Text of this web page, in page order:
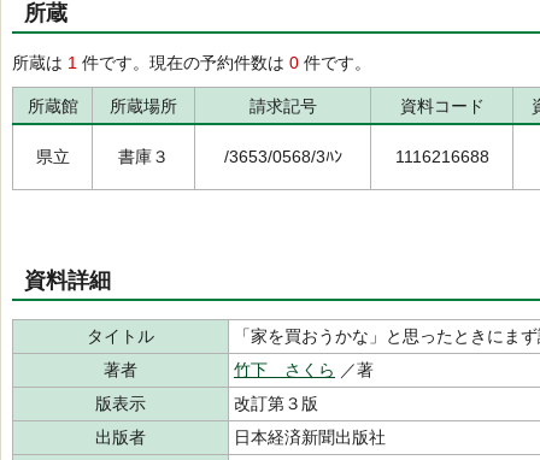
所蔵
所蔵は 1 件です。現在の予約件数は 0 件です。
所蔵館 所蔵場所 請求記号 資料コード
県立 書庫３ /3653/0568/3ﾊﾝ 1116216688
資料詳細
タイトル
「家を買おうかな」と思ったときにま
著者
竹下 さくら ／著
版表示
改訂第３版
出版者
日本経済新聞出版社